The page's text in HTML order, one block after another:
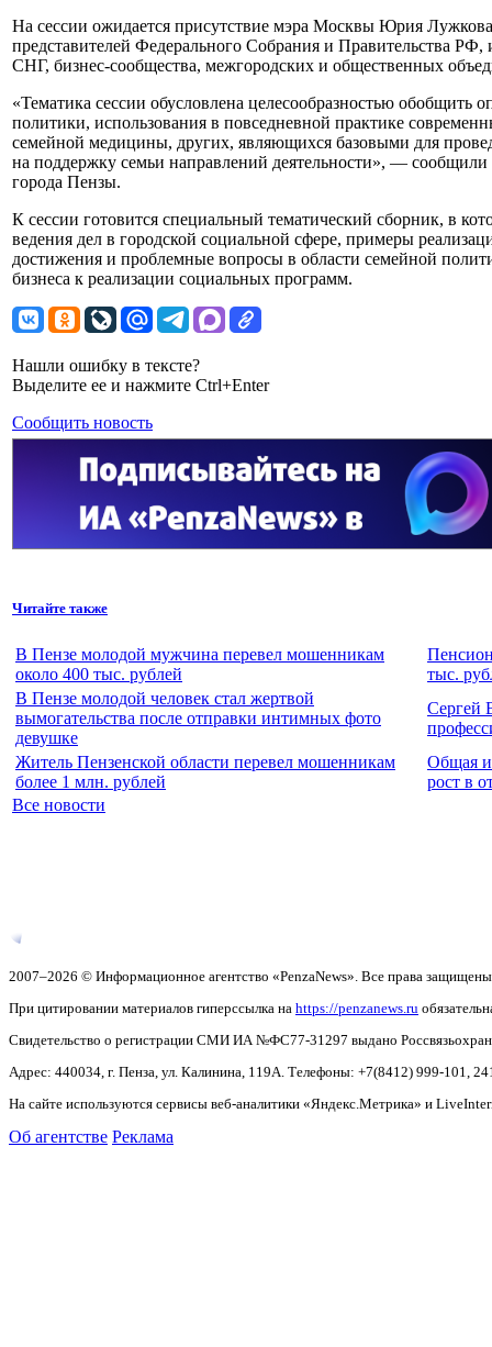
На сессии ожидается присутствие мэра Москвы Юрия
представителей Федерального Собрания и Правительства
СНГ, бизнес-сообщества, межгородских и общественных
«Тематика сессии обусловлена целесообразностью
политики, использования в повседневной практике
семейной медицины, других, являющихся базовыми для
на поддержку семьи направлений деятельности», —
города Пензы.
К сессии готовится специальный тематический сборник, в
ведения дел в городской социальной сфере, примеры
достижения и проблемные вопросы в области семейной
бизнеса к реализации социальных программ.
Нашли ошибку в тексте?
Выделите ее и нажмите Ctrl+Enter
Сообщить новость
Читайте также
В Пензе молодой мужчина перевел мошенникам
около 400 тыс. рублей
тыс.
В Пензе молодой человек стал жертвой
вымогательства после отправки интимных фото
девушке
Сергей
Житель Пензенской области перевел мошенникам
более 1 млн. рублей
Общая
рост в
Все новости
2007–2026 © Информационное агентство «PenzaNews». Все права
При цитировании материалов гиперссылка на https://penzanews.ru
Свидетельство о регистрации СМИ ИА №ФС77-31297 выдано
Адрес: 440034, г. Пенза, ул. Калинина, 119А. Телефоны: +7(8412) 999-101,
На сайте используются сервисы веб-аналитики «Яндекс.Метрика» и
Об агентстве Реклама